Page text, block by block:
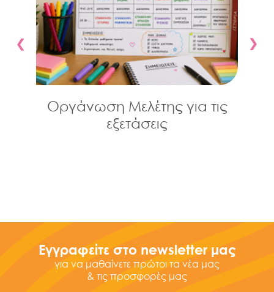
Οργάνωση Μελέτης για τις
εξετάσεις
Εγγραφείτε στο newsletter μας
για να μαθαίνετε πρώτοι τα νέα μας
& τις προσφορές μας